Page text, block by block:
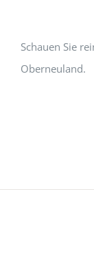
Schauen Sie
Oberneuland.